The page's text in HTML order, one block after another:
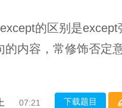
的区别是except
的内容，常修饰否定
07:21 下载题目